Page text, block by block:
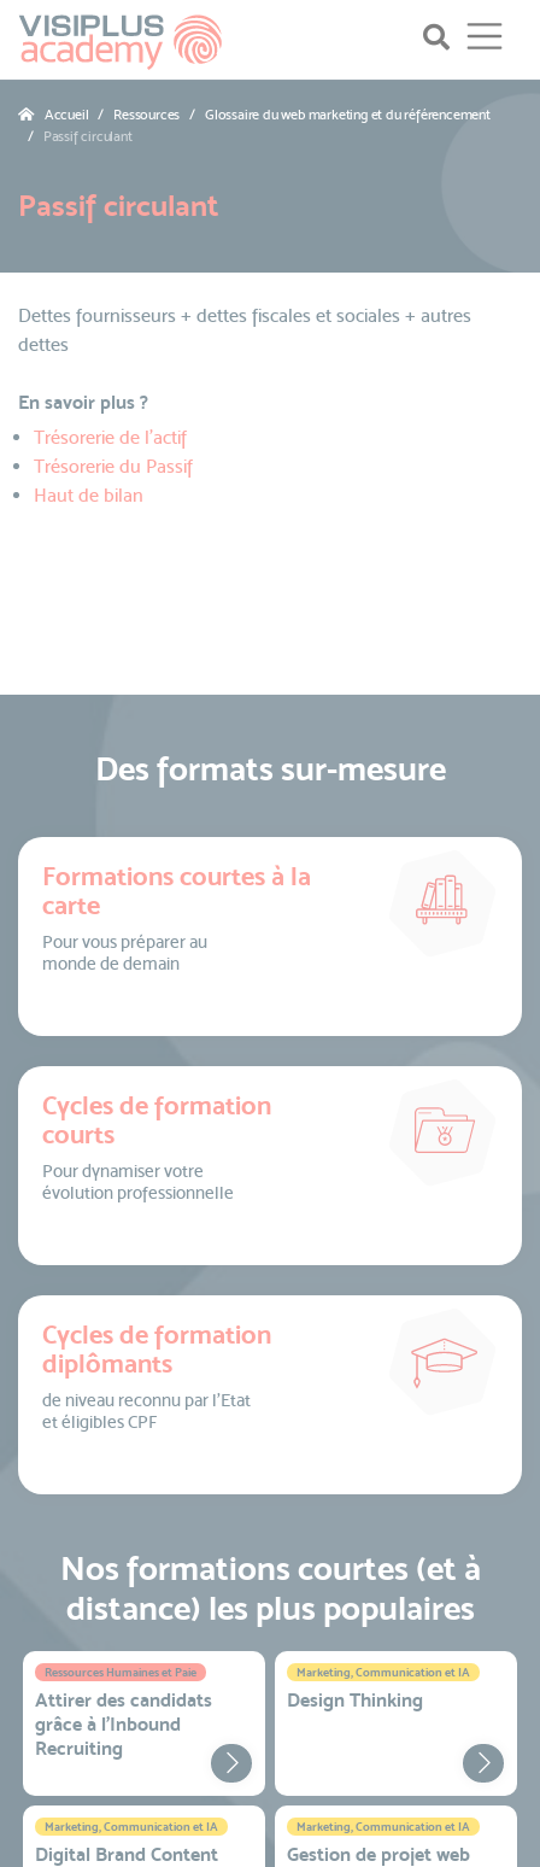
Accueil Ressources
Glossaire du web marketing et du référencement
Passif circulant
Passif circulant
Dettes fournisseurs + dettes fiscales et sociales + autres
dettes
En savoir plus ?
Trésorerie de l'actif
Trésorerie du Passif
Haut de bilan
Des formats sur-mesure
Formations courtes à la
carte
Pour vous préparer au
monde de demain
Cycles de formation
courts
Pour dynamiser votre
évolution professionnelle
Cycles de formation
diplômants
de niveau reconnu par l’Etat
et éligibles CPF
Nos formations courtes (et à
distance) les plus populaires
Ressources Humaines et Paie
Attirer des candidats
grâce à l’Inbound
Recruiting
Marketing, Communication et IA
Design Thinking
Marketing, Communication et IA
Digital Brand Content
Marketing, Communication et IA
Gestion de projet web